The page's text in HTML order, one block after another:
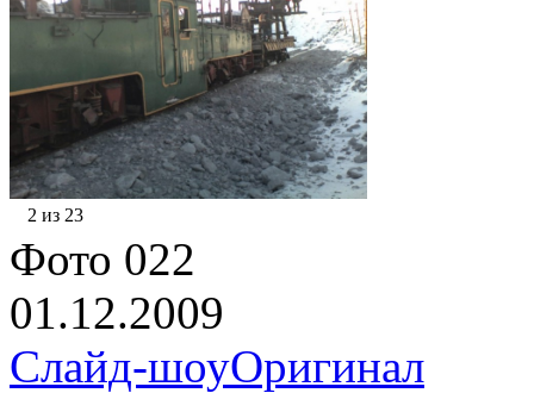
2 из 23
Фото 022
01.12.2009
Слайд-шоуОригинал